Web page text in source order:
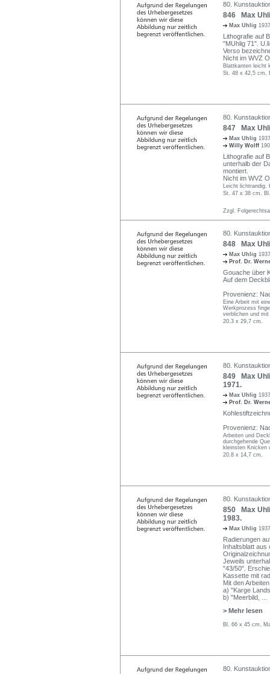
80.
846 Max
Max Uhlig
Lithografie auf
"MUhlig 71".
Verso
Nicht im WVZ
Blattkanten leicht
St. 48 x 42,5 cm,
80.
847 Max
Max Uhlig
Willy Wolff
Lithografie auf
unterhalb der
montiert.
Nicht im WVZ
Leicht
St. 47 x 38 cm,
Zzgl.
80.
848 Max
Max Uhlig
Prof. Dr.
Gouache über
Auf dem
Provenienz:
Eine Arbeit mit
Werkprozess
verblichen und
20,3 x 29,7 cm.
80.
849 Max
1971.
Max Uhlig
Prof. Dr.
Provenienz:
Arbeiten und
durchgehende
kleinsten Knicken
20,8 x 14,7 cm.
80.
850 Max
1983.
Max Uhlig
Radierungen
Inhaltsblatt aus
Jeweils
"43/50".
Kassette mit
Mit den
a) "Karge
b) "Meerbild,
> Mehr lesen
Bl. 66 x 45 cm,
80.